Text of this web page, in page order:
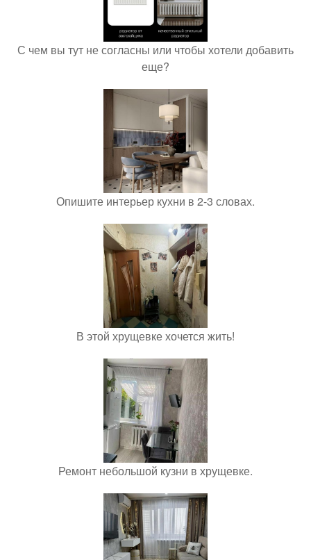
С чем вы тут не согласны или чтобы хотели добавить
еще?
Опишите интерьер кухни в 2-3 словах.
В этой хрущевке хочется жить!
Ремонт небольшой кузни в хрущевке.